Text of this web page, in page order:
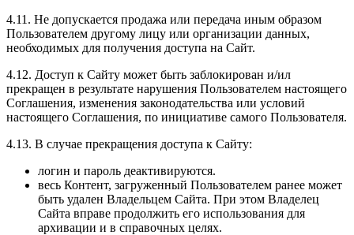
4.11. Не допускается продажа или передача иным образом
Пользователем другому лицу или организации данных,
необходимых для получения доступа на Сайт.
4.12. Доступ к Сайту может быть заблокирован и/ил
прекращен в результате нарушения Пользователем настоящего
Соглашения, изменения законодательства или условий
настоящего Соглашения, по инициативе самого Пользователя.
4.13. В случае прекращения доступа к Сайту:
логин и пароль деактивируются.
весь Контент, загруженный Пользователем ранее может
быть удален Владельцем Сайта. При этом Владелец
Сайта вправе продолжить его использования для
архивации и в справочных целях.